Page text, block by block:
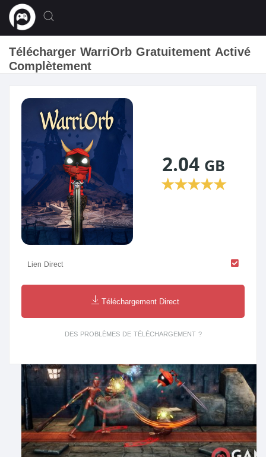
Télécharger WarriOrb Gratuitement Activé
Complètement
2.04 GB
★★★★★
Lien Direct
Téléchargement Direct
DES PROBLÈMES DE TÉLÉCHARGEMENT ?